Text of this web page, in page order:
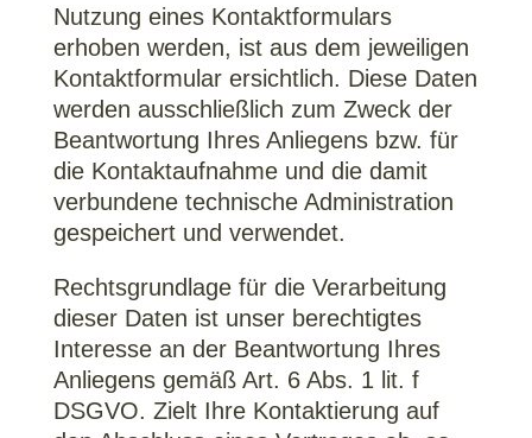
Nutzung eines Kontaktformulars
erhoben werden, ist aus dem jeweiligen
Kontaktformular ersichtlich. Diese Daten
werden ausschließlich zum Zweck der
Beantwortung Ihres Anliegens bzw. für
die Kontaktaufnahme und die damit
verbundene technische Administration
gespeichert und verwendet.
Rechtsgrundlage für die Verarbeitung
dieser Daten ist unser berechtigtes
Interesse an der Beantwortung Ihres
Anliegens gemäß Art. 6 Abs. 1 lit. f
DSGVO. Zielt Ihre Kontaktierung auf